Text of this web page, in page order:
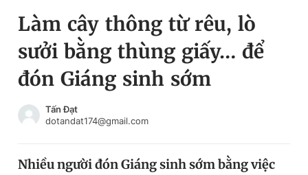
Chuyên mục
Chuyên mục khác
Chào ngày mới
Đổi mật khẩu
Tin đã lưu
Làm cây thông từ rêu, lò
sưởi bằng thùng giấy… để
đón Giáng sinh sớm
Tấn Đạt
dotandat174@gmail.com
Nhiều người đón Giáng sinh sớm bằng việc